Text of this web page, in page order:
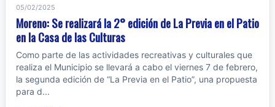
05/02/2025
Moreno: Se realizará la 2° edición de La Previa en el Patio
en la Casa de las Culturas
Como parte de las actividades recreativas y culturales que
realiza el Municipio se llevará a cabo el viernes 7 de febrero,
la segunda edición de “La Previa en el Patio”, una propuesta
para d...